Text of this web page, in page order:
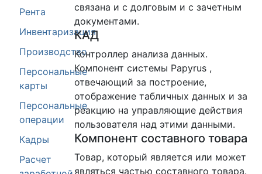
Рента
Инвентаризация
Производство
Персональные
карты
Персональные
операции
Кадры
Расчет
связана и с долговым и с зачетным
документами.
КАД
Контроллер анализа данных.
Компонент системы Papyrus ,
отвечающий за построение,
отображение табличных данных и за
реакцию на управляющие действия
пользователя над этими данными.
Компонент составного товара
Товар, который является или может
являться частью составного товара.